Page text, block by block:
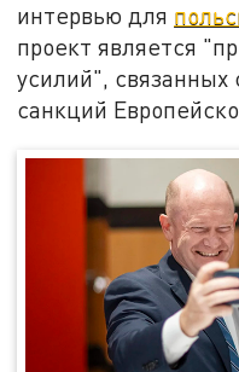
интервью для
проект является
усилий", связанных
санкций